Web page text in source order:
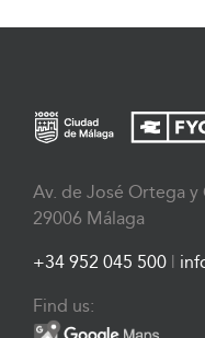
Av. de José Ortega y
29006 Málaga
+34 952 045 500
Find us: